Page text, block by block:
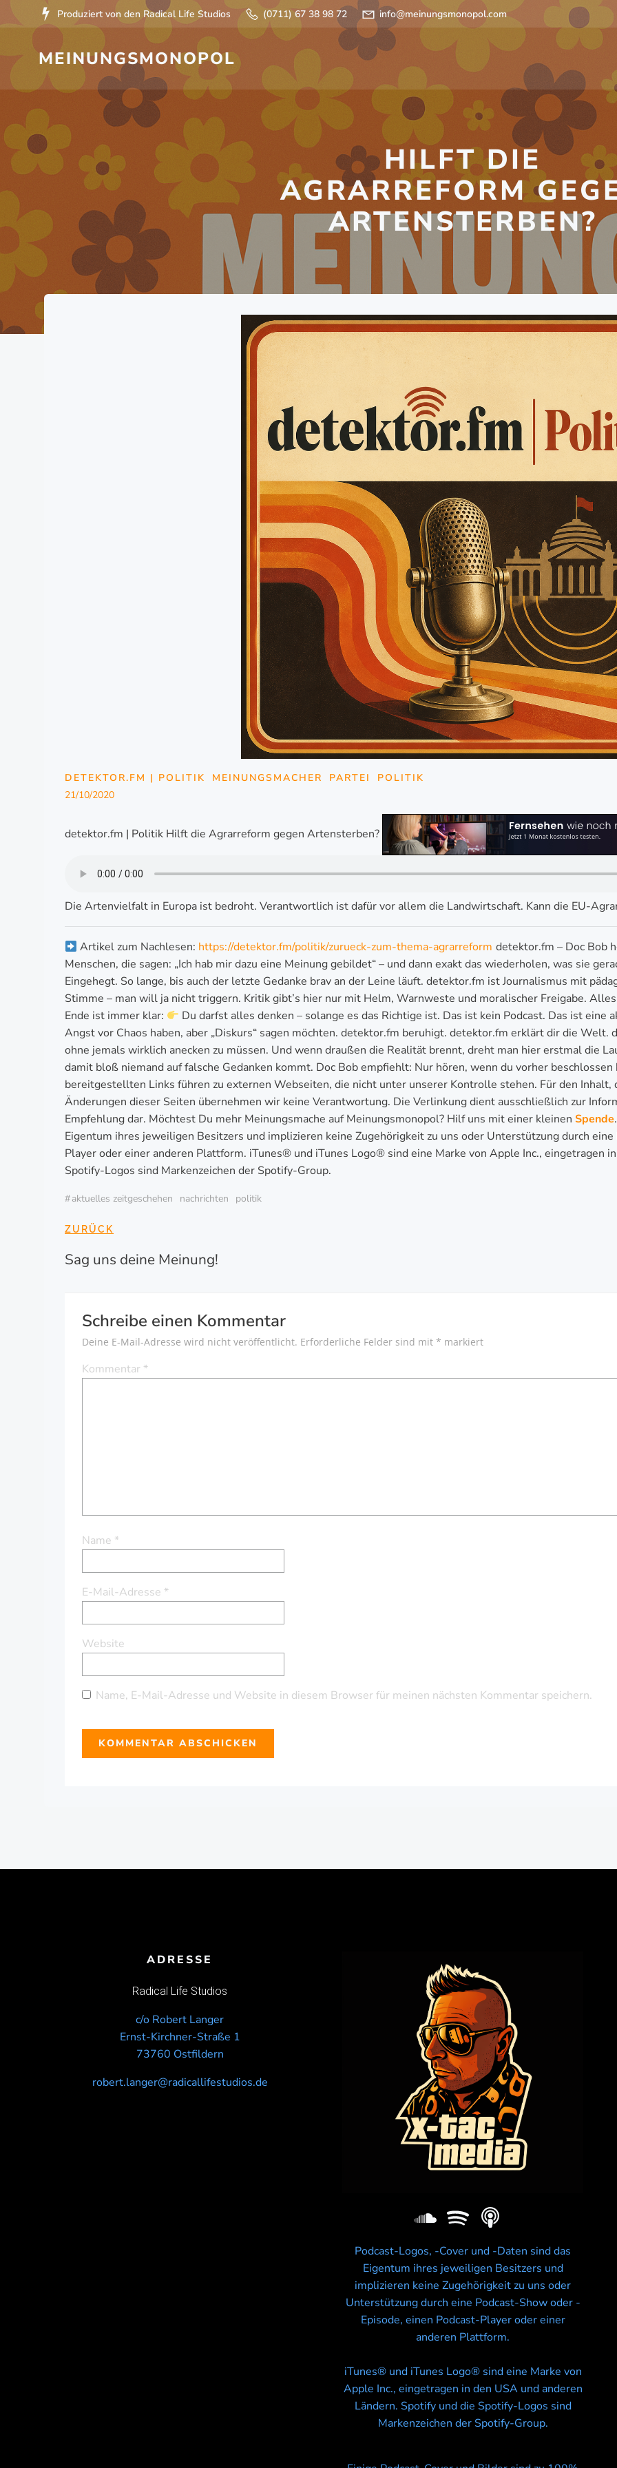
Zum
Inhalt
Produziert von den Radical Life Studios (0711) 67 38 98 72 info@meinungsmonopol.com
MEINUNGSMONOPOL
HILFT DIE
AGRARREFORM
ARTENSTERBEN?
DETEKTOR.FM | POLITIK MEINUNGSMACHER PARTEI
POLITIK
21/10/2020
detektor.fm | Politik Hilft die Agrarreform gegen Artensterben?
Die Artenvielfalt in Europa ist bedroht. Verantwortlich ist dafür vor allem die Landwirtschaft. Kann die EU-
Artikel zum Nachlesen: https://detektor.fm/politik/zurueck-zum-thema-agrarreform detektor.fm – Doc Bob
Menschen, die sagen: „Ich hab mir dazu eine Meinung gebildet“ – und dann exakt das wiederholen, was sie
Eingehegt. So lange, bis auch der letzte Gedanke brav an der Leine läuft. detektor.fm ist Journalismus mit
Stimme – man will ja nicht triggern. Kritik gibt’s hier nur mit Helm, Warnweste und moralischer Freigabe.
Ende ist immer klar:
Du darfst alles denken – solange es das Richtige ist. Das ist kein Podcast. Das ist eine
Angst vor Chaos haben, aber „Diskurs“ sagen möchten. detektor.fm beruhigt. detektor.fm erklärt dir die
ohne jemals wirklich anecken zu müssen. Und wenn draußen die Realität brennt, dreht man hier erstmal die
damit bloß niemand auf falsche Gedanken kommt. Doc Bob empfiehlt: Nur hören, wenn du vorher
bereitgestellten Links führen zu externen Webseiten, die nicht unter unserer Kontrolle stehen. Für den
Änderungen dieser Seiten übernehmen wir keine Verantwortung. Die Verlinkung dient ausschließlich zur
Empfehlung dar. Möchtest Du mehr Meinungsmache auf Meinungsmonopol? Hilf uns mit einer kleinen Spende
Eigentum ihres jeweiligen Besitzers und implizieren keine Zugehörigkeit zu uns oder Unterstützung durch
Player oder einer anderen Plattform. iTunes® und iTunes Logo® sind eine Marke von Apple Inc., eingetragen
Spotify-Logos sind Markenzeichen der Spotify-Group.
#aktuelles zeitgeschehen nachrichten politik
BEITRAGSNAVIGATION
ZURÜCK
Sag uns deine Meinung!
Schreibe einen Kommentar
Deine E-Mail-Adresse wird nicht veröffentlicht. Erforderliche Felder sind mit * markiert
Kommentar *
Name *
E-Mail-Adresse *
Website
Name, E-Mail-Adresse und Website in diesem Browser für meinen nächsten Kommentar speichern.
ADRESSE
Radical Life Studios
c/o Robert Langer
Ernst-Kirchner-Straße 1
73760 Ostfildern
robert.langer@radicallifestudios.de
Podcast-Logos, -Cover und -Daten sind das
Eigentum ihres jeweiligen Besitzers und
implizieren keine Zugehörigkeit zu uns oder
Unterstützung durch eine Podcast-Show oder -
Episode, einen Podcast-Player oder einer
anderen Plattform.
iTunes® und iTunes Logo® sind eine Marke von
Apple Inc., eingetragen in den USA und anderen
Ländern. Spotify und die Spotify-Logos sind
Markenzeichen der Spotify-Group.